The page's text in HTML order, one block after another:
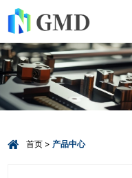
Select Language
首页 产品中心